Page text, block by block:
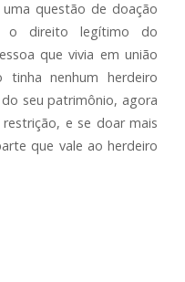
questão de doação
o direito legítimo do
que vivia em união
nenhum herdeiro
seu patrimônio, agora
e se doar mais
que vale ao herdeiro